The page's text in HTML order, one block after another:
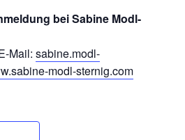
bei Sabine Modl-
Mail: sabine.modl-
modl-sternig.com